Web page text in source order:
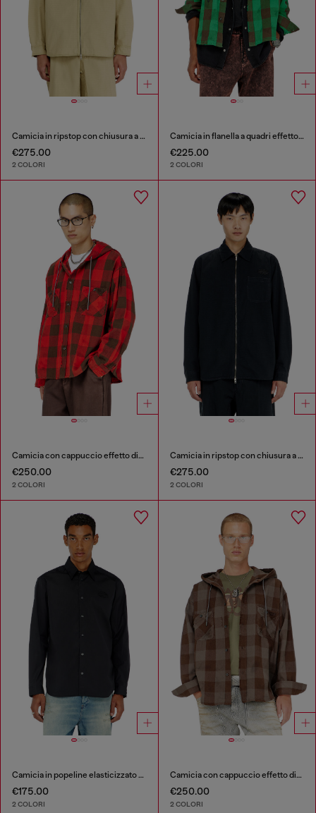
Camicia in ripstop con chiusura a zip
€275.00
2 COLORI
Camicia in flanella a quadri effetto distressed
€225.00
2 COLORI
Camicia con cappuccio effetto distressed in flanella a quadri
€250.00
2 COLORI
Camicia in ripstop con chiusura a zip
€275.00
2 COLORI
Camicia in popeline elasticizzato con ricamo
€175.00
2 COLORI
Camicia con cappuccio effetto distressed in flanella a quadri
€250.00
2 COLORI